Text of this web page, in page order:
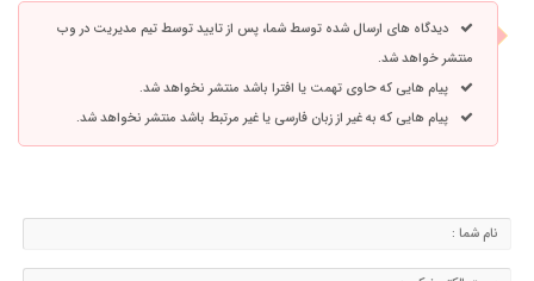
دیدگاه های ارسال شده توسط شما، پس از تایید توسط تیم مدیریت در وب
منتشر خواهد شد.
پیام هایی که حاوی تهمت یا افترا باشد منتشر نخواهد شد.
پیام هایی که به غیر از زبان فارسی یا غیر مرتبط باشد منتشر نخواهد شد.